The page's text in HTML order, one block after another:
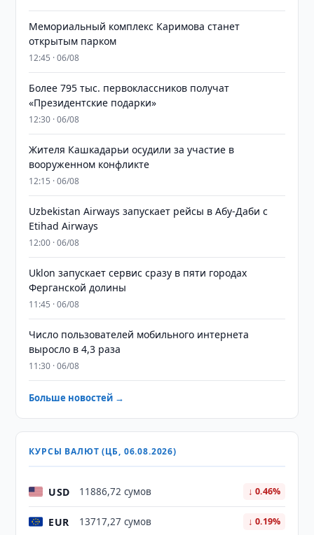
Мемориальный комплекс Каримова станет
открытым парком
12:45 · 06/08
Более 795 тыс. первоклассников получат
«Президентские подарки»
12:30 · 06/08
Жителя Кашкадарьи осудили за участие в
вооруженном конфликте
12:15 · 06/08
Uzbekistan Airways запускает рейсы в Абу-Даби с
Etihad Airways
12:00 · 06/08
Uklon запускает сервис сразу в пяти городах
Ферганской долины
11:45 · 06/08
Число пользователей мобильного интернета
выросло в 4,3 раза
11:30 · 06/08
Больше новостей →
КУРСЫ ВАЛЮТ (ЦБ, 06.08.2026)
USD 11886,72 сумов ↓ 0.46%
EUR 13717,27 сумов ↓ 0.19%